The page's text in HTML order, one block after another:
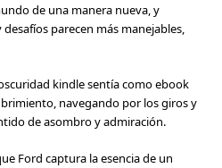
de una manera nueva, y
parecen más manejables,
kindle sentía como ebook
navegando por los giros y
de asombro y admiración.
Ford captura la esencia de un